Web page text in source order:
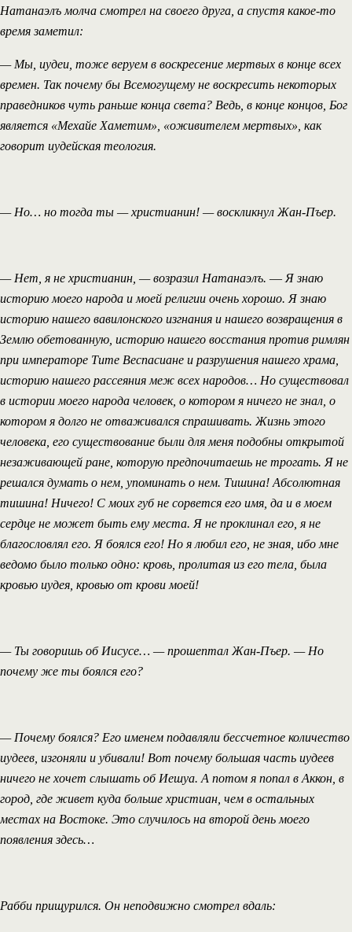
Натанаэлъ молча смотрел на своего друга, а спустя какое-то
время заметил:
— Мы, иудеи, тоже веруем в воскресение мертвых в конце всех
времен. Так почему бы Всемогущему не воскресить некоторых
праведников чуть раньше конца света? Ведь, в конце концов, Бог
является «Мехайе Хаметим», «оживителем мертвых», как
говорит иудейская теология.
— Но… но тогда ты — христианин! — воскликнул Жан-Пъер.
— Нет, я не христианин, — возразил Натанаэлъ. — Я знаю
историю моего народа и моей религии очень хорошо. Я знаю
историю нашего вавилонского изгнания и нашего возвращения в
Землю обетованную, историю нашего восстания против римлян
при императоре Тите Веспасиане и разрушения нашего храма,
историю нашего рассеяния меж всех народов… Но существовал
в истории моего народа человек, о котором я ничего не знал, о
котором я долго не отваживался спрашивать. Жизнь этого
человека, его существование были для меня подобны открытой
незаживающей ране, которую предпочитаешь не трогать. Я не
решался думать о нем, упоминать о нем. Тишина! Абсолютная
тишина! Ничего! С моих губ не сорвется его имя, да и в моем
сердце не может быть ему места. Я не проклинал его, я не
благословлял его. Я боялся его! Но я любил его, не зная, ибо мне
ведомо было только одно: кровь, пролитая из его тела, была
кровью иудея, кровью от крови моей!
— Ты говоришь об Иисусе… — прошептал Жан-Пъер. — Но
почему же ты боялся его?
— Почему боялся? Его именем подавляли бессчетное количество
иудеев, изгоняли и убивали! Вот почему большая часть иудеев
ничего не хочет слышать об Иешуа. А потом я попал в Аккон, в
город, где живет куда больше христиан, чем в остальных
местах на Востоке. Это случилось на второй день моего
появления здесь…
Рабби прищурился. Он неподвижно смотрел вдаль: